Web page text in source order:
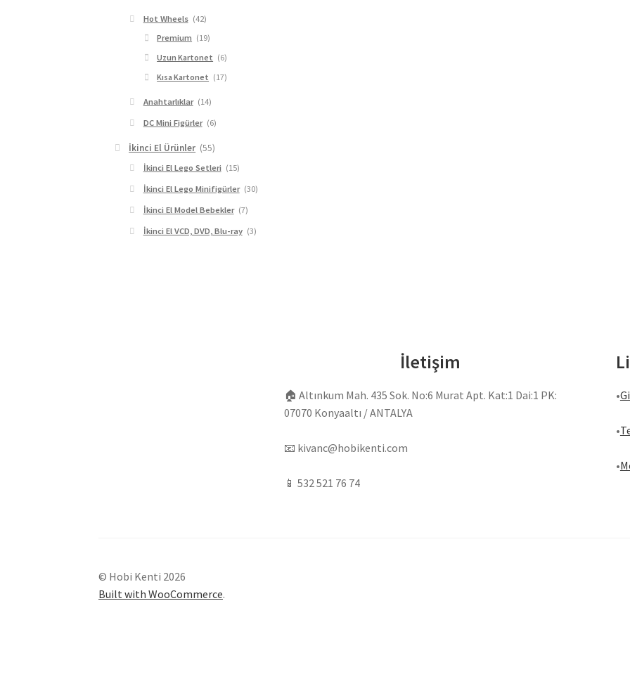
Hot Wheels (42)
Premium (19)
Uzun Kartonet (6)
Kısa Kartonet (17)
Anahtarlıklar (14)
DC Mini Figürler (6)
İkinci El Ürünler (55)
İkinci El Lego Setleri (15)
İkinci El Lego Minifigürler (30)
İkinci El Model Bebekler (7)
İkinci El VCD, DVD, Blu-ray (3)
İletişim
🏠 Altınkum Mah. 435 Sok. No:6 Murat Apt. Kat:1 Dai:1 PK:
07070 Konyaaltı / ANTALYA
📧 kivanc@hobikenti.com
📱 532 521 76 74
•
•
•
© Hobi Kenti 2026
Built with WooCommerce.